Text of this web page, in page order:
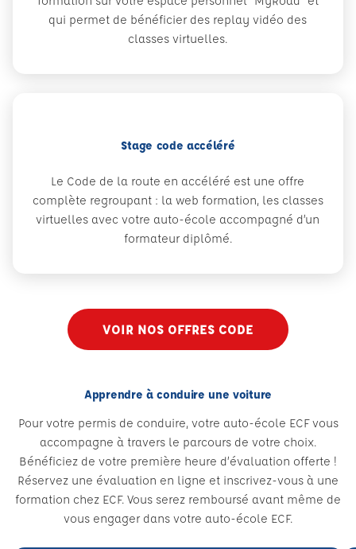
qui permet de bénéficier des replay vidéo des
classes virtuelles.
Stage code accéléré
Le Code de la route en accéléré est une offre
complète regroupant : la web formation, les classes
virtuelles avec votre auto-école accompagné d’un
formateur diplômé.
VOIR NOS OFFRES CODE
Apprendre à conduire une voiture
Pour votre permis de conduire, votre auto-école ECF vous
accompagne à travers le parcours de votre choix.
Bénéficiez de votre première heure d’évaluation offerte !
Réservez une évaluation en ligne et inscrivez-vous à une
formation chez ECF. Vous serez remboursé avant même de
vous engager dans votre auto-école ECF.